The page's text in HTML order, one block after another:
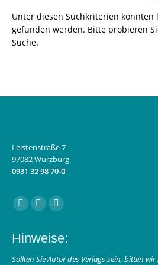
Unter diesen Suchkriterien konnten
gefunden werden. Bitte probieren
Suche.
Leistenstraße 7
97082 Würzburg
0931 32 98 70-0
Finden Sie uns auf:
Facebook
opens
in
Instagram
opens
in
E-
page
opens
Hinweise:
Sollten Sie Autor des Verlags sein, bitten